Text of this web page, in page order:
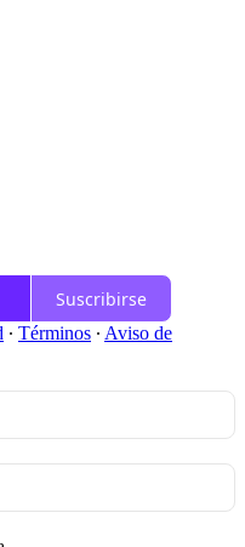
Suscribirse
∙ Términos ∙ Aviso de